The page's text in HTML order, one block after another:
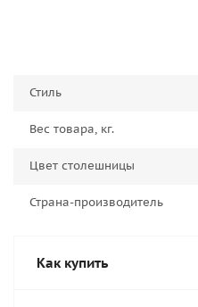
Стиль
Вес товара, кг.
Цвет столешницы
Страна-производитель
Как купить